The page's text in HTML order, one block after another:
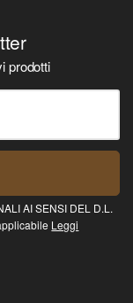
prodotti
AI SENSI DEL D.L.
Leggi